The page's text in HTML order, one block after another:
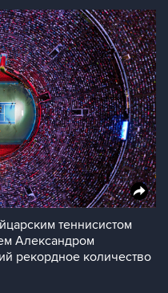
теннисистом
Александром
рекордное количество